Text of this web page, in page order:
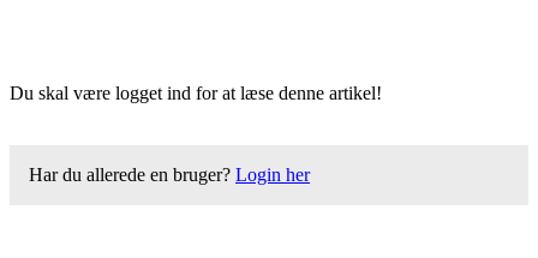
Du skal være logget ind for at læse denne artikel!
Har du allerede en bruger? Login her